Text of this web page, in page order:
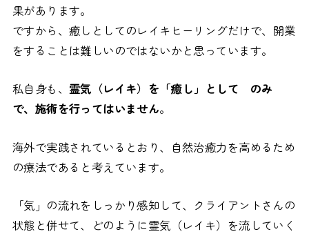
果があります。
ですから、癒しとしてのレイキヒーリングだけで、開業
をすることは難しいのではないかと思っています。
私自身も、 霊気（レイキ）を「癒し」として のみ
で、施術を行ってはいません。
海外で実践されているとおり、自然治癒力を高めるため
の療法であると考えています。
「気」の流れをしっかり感知して、クライアントさんの
状態と併せて、どのように霊気（レイキ）を流していく